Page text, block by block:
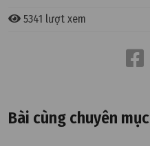
5341 lượt xem
Bài cùng chuyên mục